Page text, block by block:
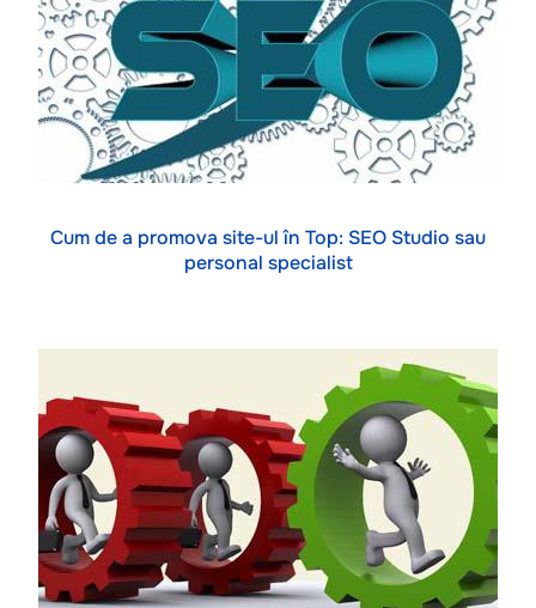
Cum de a promova site-ul în Top: SEO Studio sau
personal specialist